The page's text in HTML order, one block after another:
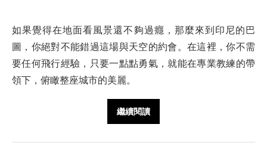
如果覺得在地面看風景還不夠過癮，那麼來到印尼的巴
圖，你絕對不能錯過這場與天空的約會。在這裡，你不需
要任何飛行經驗，只要一點點勇氣，就能在專業教練的帶
領下，俯瞰整座城市的美麗。
繼續閱讀